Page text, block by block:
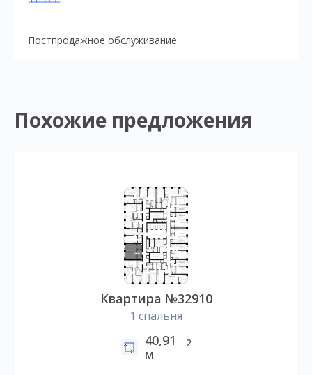
Постпродажное обслуживание
Похожие предложения
Квартира №32910
1 спальня
40,91
м
2